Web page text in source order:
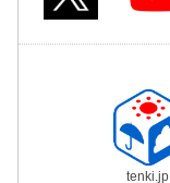
tenki.jp